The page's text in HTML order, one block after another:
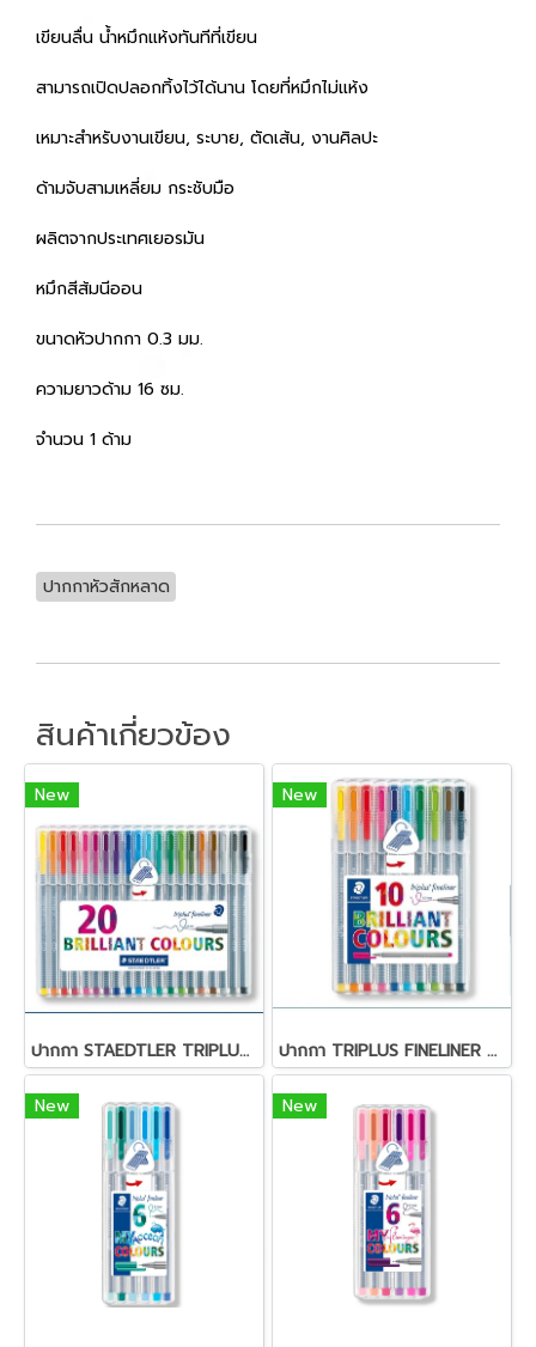
เขียนลื่น น้ำหมึกแห้งทันทีที่เขียน
สามารถเปิดปลอกทิ้งไว้ได้นาน โดยที่หมึกไม่แห้ง
เหมาะสำหรับงานเขียน, ระบาย, ตัดเส้น, งานศิลปะ
ด้ามจับสามเหลี่ยม กระชับมือ
ผลิตจากประเทศเยอรมัน
หมึกสีส้มนีออน
ขนาดหัวปากกา 0.3 มม.
ความยาวด้าม 16 ซม.
จำนวน 1 ด้าม
ปากกาหัวสักหลาด
สินค้าเกี่ยวข้อง
New
ปากกา STAEDTLER TRIPLUS ชุด 20 สี
New
ปากกา TRIPLUS FINELINER STAEDTLER ชุด 10 สี
New New